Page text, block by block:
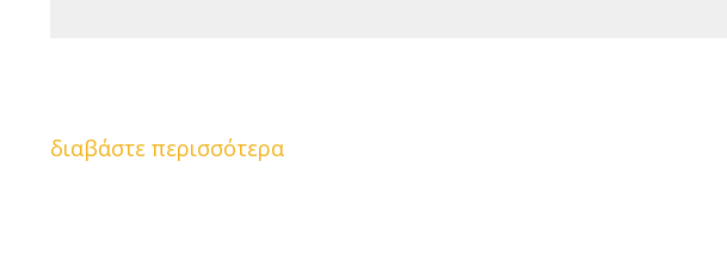
διαβάστε περισσότερα